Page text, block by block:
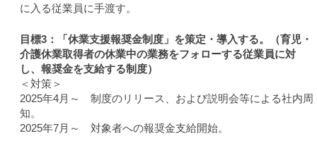
に入る従業員に手渡す。
目標3：「休業支援報奨金制度」を策定・導入する。（育児・
介護休業取得者の休業中の業務をフォローする従業員に対
し、報奨金を支給する制度）
＜対策＞
2025年4月～ 制度のリリース、および説明会等による社内周
知。
2025年7月～ 対象者への報奨金支給開始。